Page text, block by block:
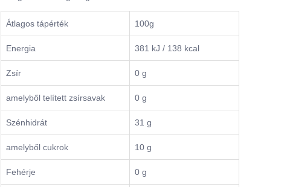
Átlagos tápérték 100g
Energia 381 kJ / 138 kcal
Zsír 0 g
amelyből telített zsírsavak 0 g
Szénhidrát 31 g
amelyből cukrok 10 g
Fehérje 0 g